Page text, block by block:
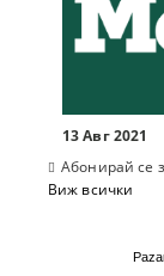
13 Авг 2021
Абонирай се
Виж всички